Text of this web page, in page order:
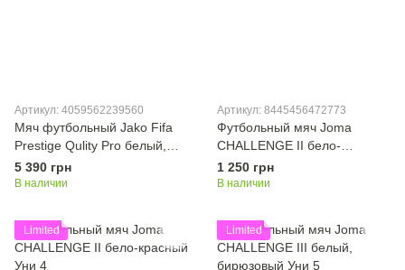
Артикул: 4059562239560
Мяч футбольный Jako Fifa
Prestige Qulity Pro белый,
черный, бордовый Uni 5
5 390 грн
В наличии
Артикул: 8445456472773
Футбольный мяч Joma
CHALLENGE II бело-
бирюзовый Уни 5
1 250 грн
В наличии
Limited Limited